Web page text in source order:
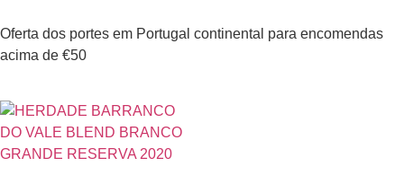
Oferta dos portes em Portugal continental para encomendas
acima de €50